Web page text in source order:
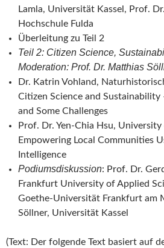
Lamla, Universität Kassel, Prof.
Hochschule Fulda
Überleitung zu Teil 2
Teil 2: Citizen Science,
Moderation: Prof. Dr. Matthias
Dr. Katrin Vohland,
Citizen Science and Sustainability
and Some Challenges
Prof. Dr. Yen-Chia Hsu,
Empowering Local Communities
Intelligence
Podiumsdiskussion: Prof. Dr.
Frankfurt University of Applied
Goethe-Universität Frankfurt am
Söllner, Universität Kassel
(Text: Der folgende Text basiert auf